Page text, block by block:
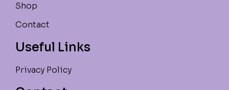
Shop
Contact
Useful Links
Privacy Policy